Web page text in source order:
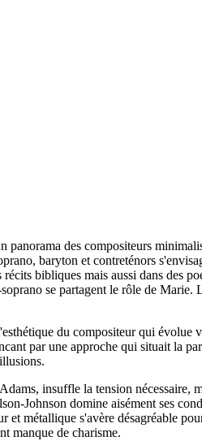
panorama des compositeurs
baryton et contreténors
bibliques mais aussi dans des
se partagent le rôle de
du compositeur qui
par une approche qui situait la
insuffle la tension
Johnson domine aisément ses
et métallique s'avère désagréable
manque de charisme.